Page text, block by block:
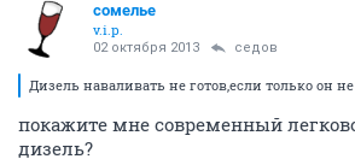
сомелье
v.i.p.
02 октября 2013 седов
Дизель наваливать не готов,если только он не
покажите мне современный
дизель?